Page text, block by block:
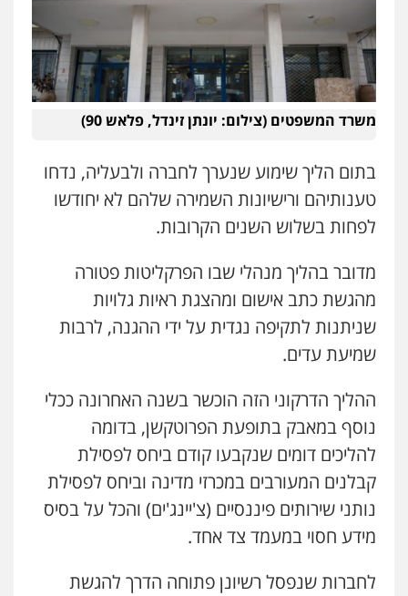
משרד המשפטים (צילום: יונתן זינדל, פלאש 90)
בתום הליך שימוע שנערך לחברה ולבעליה, נדחו
טענותיהם ורישיונות השמירה שלהם לא יחודשו
לפחות בשלוש השנים הקרובות.
מדובר בהליך מנהלי שבו הפרקליטות פטורה
מהגשת כתב אישום ומהצגת ראיות גלויות
שניתנות לתקיפה נגדית על ידי ההגנה, לרבות
שמיעת עדים.
ההליך הדרקוני הזה הוכשר בשנה האחרונה ככלי
נוסף במאבק בתופעת הפרוטקשן, בדומה
להליכים דומים שנקבעו קודם ביחס לפסילת
קבלנים המעורבים במכרזי מדינה וביחס לפסילת
נותני שירותים פיננסיים (צ'יינג'ים) והכל על בסיס
מידע חסוי במעמד צד אחד.
לחברות שנפסל רשיונן פתוחה הדרך להגשת
עו"ד אורי רינצקי
פלילי ניהול משפטים
0506216813
עדי כרמלי – חברת עו"ד
פלילי עורכי דין לענייני אסירים
משפט פלילי ייצוג שוטרים וסוהרים
0546312410
עו"ד נעם שביט
פלילי פשיעה חמורה מיסים הלבנת הון
עו"ד אמיר כהן
פלילי מעצרים וחקירות תעבורה
0537470000
אבי אמר משרד עורכי דין
פלילי אזרחי מסחרי
0502130230